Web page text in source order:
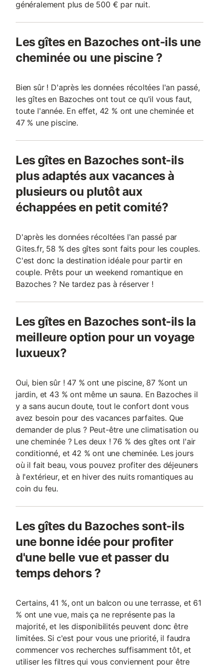
généralement plus de 500 € par nuit.
Les gîtes en Bazoches ont-ils une
cheminée ou une piscine ?
Bien sûr ! D'après les données récoltées l'an passé,
les gîtes en Bazoches ont tout ce qu'il vous faut,
toute l'année. En effet, 42 % ont une cheminée et
47 % une piscine.
Les gîtes en Bazoches sont-ils
plus adaptés aux vacances à
plusieurs ou plutôt aux
échappées en petit comité?
D'après les données récoltées l'an passé par
Gites.fr, 58 % des gîtes sont faits pour les couples.
C'est donc la destination idéale pour partir en
couple. Prêts pour un weekend romantique en
Bazoches ? Ne tardez pas à réserver !
Les gîtes en Bazoches sont-ils la
meilleure option pour un voyage
luxueux?
Oui, bien sûr ! 47 % ont une piscine, 87 %ont un
jardin, et 43 % ont même un sauna. En Bazoches il
y a sans aucun doute, tout le confort dont vous
avez besoin pour des vacances parfaites. Que
demander de plus ? Peut-être une climatisation ou
une cheminée ? Les deux ! 76 % des gîtes ont l'air
conditionné, et 42 % ont une cheminée. Les jours
où il fait beau, vous pouvez profiter des déjeuners
à l'extérieur, et en hiver des nuits romantiques au
coin du feu.
Les gîtes du Bazoches sont-ils
une bonne idée pour profiter
d'une belle vue et passer du
temps dehors ?
Certains, 41 %, ont un balcon ou une terrasse, et 61
% ont une vue, mais ça ne représente pas la
majorité, et les disponibilités peuvent donc être
limitées. Si c'est pour vous une priorité, il faudra
commencer vos recherches suffisamment tôt, et
utiliser les filtres qui vous conviennent pour être